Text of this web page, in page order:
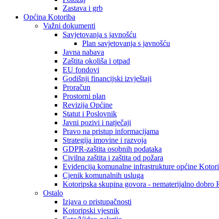
Zastava i grb
Općina Kotoriba
Važni dokumenti
Savjetovanja s javnošću
Plan savjetovanja s javnošću
Javna nabava
Zaštita okoliša i otpad
EU fondovi
Godišnji financijski izvještaji
Proračun
Prostorni plan
Revizija Općine
Statut i Poslovnik
Javni pozivi i natječaji
Pravo na pristup informacijama
Strategija imovine i razvoja
GDPR-zaštita osobnih podataka
Civilna zaštita i zaštita od požara
Evidencija komunalne infrastrukture općine
Cjenik komunalnih usluga
Kotoripska skupina govora - nematerijalno dobro
Ostalo
Izjava o pristupačnosti
Kotoripski vjesnik